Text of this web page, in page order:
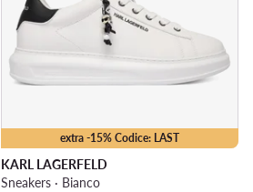
extra -15% Codice: LAST
KARL LAGERFELD
Sneakers · Bianco